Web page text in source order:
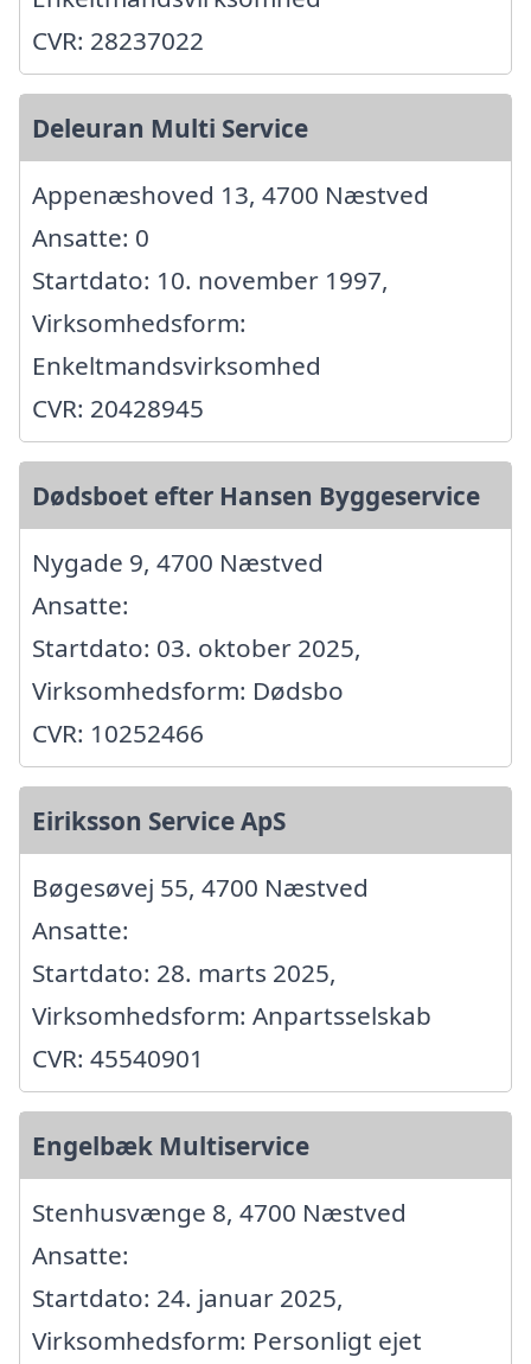
CVR: 28237022
Deleuran Multi Service
Appenæshoved 13, 4700 Næstved
Ansatte: 0
Startdato: 10. november 1997,
Virksomhedsform:
Enkeltmandsvirksomhed
CVR: 20428945
Dødsboet efter Hansen Byggeservice
Nygade 9, 4700 Næstved
Ansatte:
Startdato: 03. oktober 2025,
Virksomhedsform: Dødsbo
CVR: 10252466
Eiriksson Service ApS
Bøgesøvej 55, 4700 Næstved
Ansatte:
Startdato: 28. marts 2025,
Virksomhedsform: Anpartsselskab
CVR: 45540901
Engelbæk Multiservice
Stenhusvænge 8, 4700 Næstved
Ansatte:
Startdato: 24. januar 2025,
Virksomhedsform: Personligt ejet